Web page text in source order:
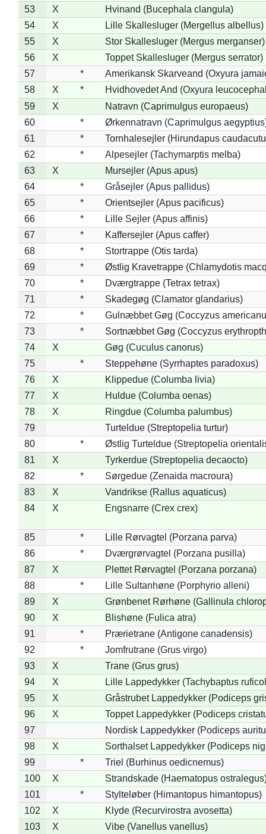
53
X
Hvinand (Bucephala clangula)
54
X
Lille Skallesluger (Mergellus albellus)
55
X
Stor Skallesluger (Mergus merganser)
56
X
Toppet Skallesluger (Mergus serrator)
57
*
Amerikansk Skarveand (Oxyura
58
X *
Hvidhovedet And (Oxyura
59
X
Natravn (Caprimulgus europaeus)
60
*
Ørkennatravn (Caprimulgus
61
*
Tornhalesejler (Hirundapus
62
*
Alpesejler (Tachymarptis melba)
63
X
Mursejler (Apus apus)
64
*
Gråsejler (Apus pallidus)
65
*
Orientsejler (Apus pacificus)
66
*
Lille Sejler (Apus affinis)
67
*
Kaffersejler (Apus caffer)
68
*
Stortrappe (Otis tarda)
69
*
Østlig Kravetrappe (Chlamydotis
70
*
Dværgtrappe (Tetrax tetrax)
71
*
Skadegøg (Clamator glandarius)
72
*
Gulnæbbet Gøg (Coccyzus
73
*
Sortnæbbet Gøg (Coccyzus
74
X
Gøg (Cuculus canorus)
75
*
Steppehøne (Syrrhaptes paradoxus)
76
X
Klippedue (Columba livia)
77
X
Huldue (Columba oenas)
78
X
Ringdue (Columba palumbus)
79
Turteldue (Streptopelia turtur)
80
*
Østlig Turteldue (Streptopelia
81
X
Tyrkerdue (Streptopelia decaocto)
82
*
Sørgedue (Zenaida macroura)
83
X
Vandrikse (Rallus aquaticus)
84
X Engsnarre (Crex crex)
85 *
Lille Rørvagtel (Porzana parva)
86
*
Dværgrørvagtel (Porzana pusilla)
87
X
Plettet Rørvagtel (Porzana porzana)
88
*
Lille Sultanhøne (Porphyrio alleni)
89
X
Grønbenet Rørhøne (Gallinula
90
X
Blishøne (Fulica atra)
91
*
Prærietrane (Antigone canadensis)
92
*
Jomfrutrane (Grus virgo)
93
X
Trane (Grus grus)
94
X
Lille Lappedykker (Tachybaptus
95
X
Gråstrubet Lappedykker (Podiceps
96
X
Toppet Lappedykker (Podiceps
97
Nordisk Lappedykker (Podiceps
98
X
Sorthalset Lappedykker (Podiceps
99
*
Triel (Burhinus oedicnemus)
100
X
Strandskade (Haematopus
101
*
Stylteløber (Himantopus himantopus)
102
X
Klyde (Recurvirostra avosetta)
103
X Vibe (Vanellus vanellus)